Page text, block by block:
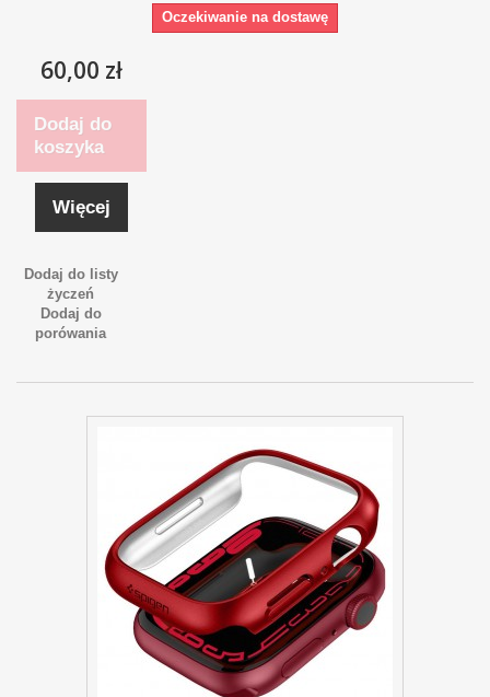
Oczekiwanie na dostawę
60,00 zł
Dodaj do
koszyka
Więcej
Dodaj do listy
życzeń
Dodaj do
porówania